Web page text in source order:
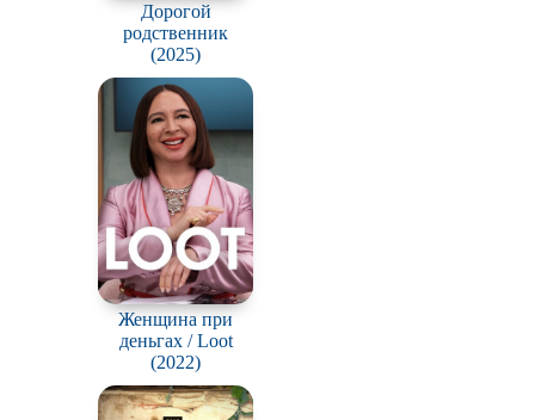
Дорогой
родственник
(2025)
Женщина при
деньгах / Loot
(2022)